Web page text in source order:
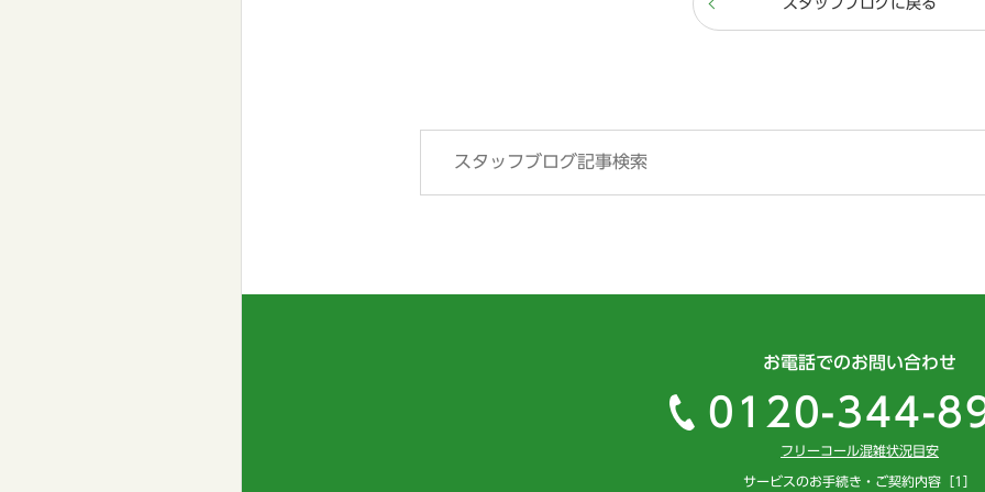
スタッフブログに戻る
お電話でのお問い合わせ
0120-344-
フリーコール混雑状況目安
サービスのお手続き・ご契約内容［1］